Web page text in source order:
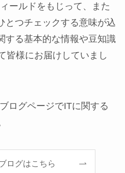
ールドをもじって、また
とつチェックする意味が込
する基本的な情報や豆知識
皆様にお届けしていまし
ログページでITに関する
ログはこちら